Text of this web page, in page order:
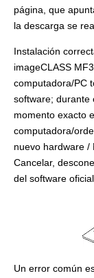
página, que
la descarga se
Instalación
imageCLASS
computadora/PC
software; durante
momento exacto
computadora/
nuevo hardware /
Cancelar,
del software oficial.
Un error común